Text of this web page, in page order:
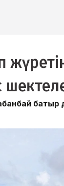
батыр